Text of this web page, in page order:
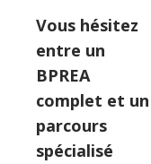
Vous hésitez
entre un
BPREA
complet et un
parcours
spécialisé